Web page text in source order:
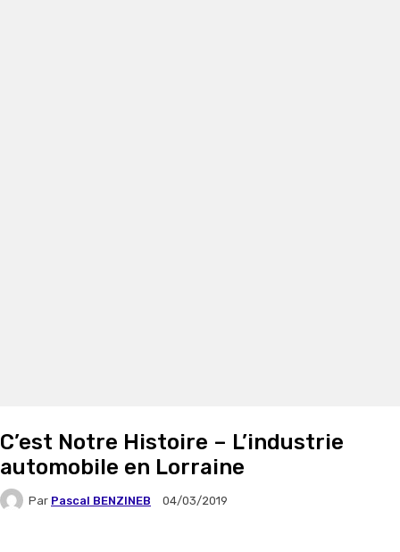
C’est Notre Histoire – L’industrie
automobile en Lorraine
Par Pascal BENZINEB 04/03/2019